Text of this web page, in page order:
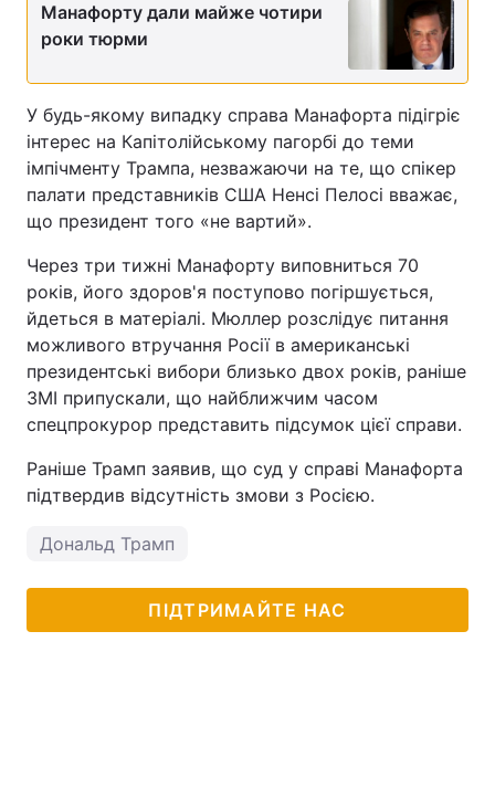
Манафорту дали майже чотири
роки тюрми
У будь-якому випадку справа Манафорта підігріє
інтерес на Капітолійському пагорбі до теми
імпічменту Трампа, незважаючи на те, що спікер
палати представників США Ненсі Пелосі вважає,
що президент того «не вартий».
Через три тижні Манафорту виповниться 70
років, його здоров'я поступово погіршується,
йдеться в матеріалі. Мюллер розслідує питання
можливого втручання Росії в американські
президентські вибори близько двох років, раніше
ЗМІ припускали, що найближчим часом
спецпрокурор представить підсумок цієї справи.
Раніше Трамп заявив, що суд у справі Манафорта
підтвердив відсутність змови з Росією.
Дональд Трамп
ПІДТРИМАЙТЕ НАС